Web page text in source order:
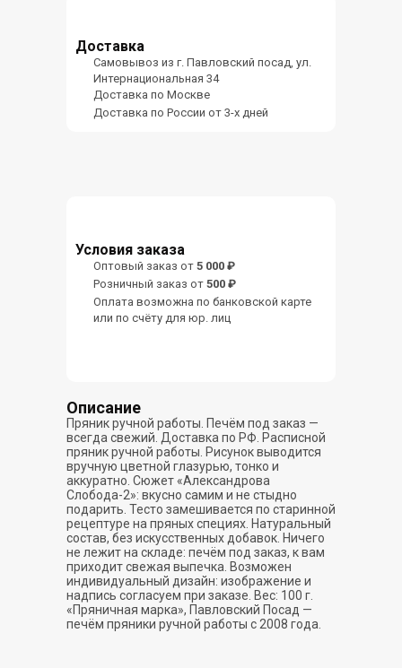
Описание
Пряник ручной работы. Печём под заказ —
всегда свежий. Доставка по РФ. Расписной
пряник ручной работы. Рисунок выводится
вручную цветной глазурью, тонко и
аккуратно. Сюжет «Александрова
Слобода-2»: вкусно самим и не стыдно
подарить. Тесто замешивается по старинной
рецептуре на пряных специях. Натуральный
состав, без искусственных добавок. Ничего
не лежит на складе: печём под заказ, к вам
приходит свежая выпечка. Возможен
индивидуальный дизайн: изображение и
надпись согласуем при заказе. Вес: 100 г.
«Пряничная марка», Павловский Посад —
печём пряники ручной работы с 2008 года.
Доставка
Самовывоз из г. Павловский посад, ул.
Интернациональная 34
Доставка по Москве
Доставка по России от 3-х дней
Условия заказа
Оптовый заказ от 5 000 ₽
Розничный заказ от 500 ₽
Оплата возможна по банковской карте
или по счёту для юр. лиц